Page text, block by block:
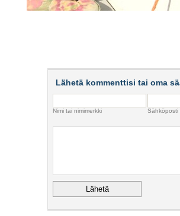
Lähetä kommenttisi tai oma
Nimi tai nimimerkki Sähköposti